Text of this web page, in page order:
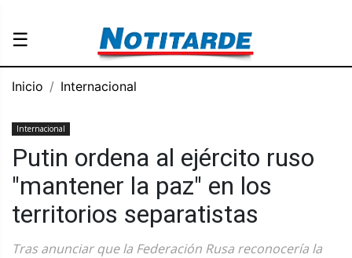
☰
Inicio Internacional
Internacional
Putin ordena al ejército ruso
"mantener la paz" en los
territorios separatistas
Tras anunciar que la Federación Rusa reconocería la